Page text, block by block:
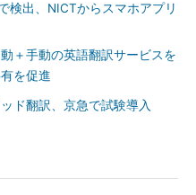
検出、NICTからスマホアプリ
＋手動の英語翻訳サービスを
を促進
ド翻訳、京急で試験導入